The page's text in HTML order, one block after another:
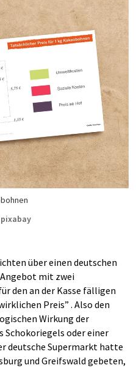
über einen deutschen
mit zwei
den an der Kasse fälligen
Preis” . Also den
Wirkung der
Schokoriegels oder einer
deutsche Supermarkt hatte
und Greifswald gebeten,